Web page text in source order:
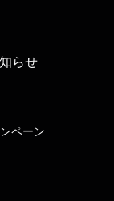
らせ
ペーン